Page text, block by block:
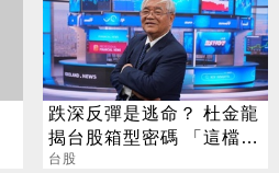
跌深反彈是逃命？ 杜金龍
揭台股箱型密碼 「這檔」
手腳要快
台股